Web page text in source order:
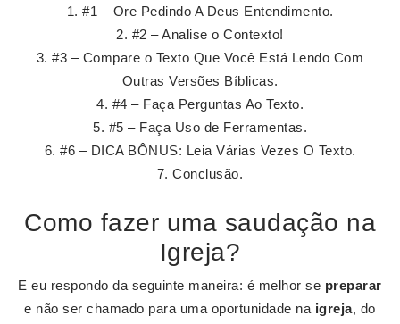
#1 – Ore Pedindo A Deus Entendimento.
#2 – Analise o Contexto!
#3 – Compare o Texto Que Você Está Lendo Com
Outras Versões Bíblicas.
#4 – Faça Perguntas Ao Texto.
#5 – Faça Uso de Ferramentas.
#6 – DICA BÔNUS: Leia Várias Vezes O Texto.
Conclusão.
Como fazer uma saudação na
Igreja?
E eu respondo da seguinte maneira: é melhor se preparar
e não ser chamado para uma oportunidade na igreja, do